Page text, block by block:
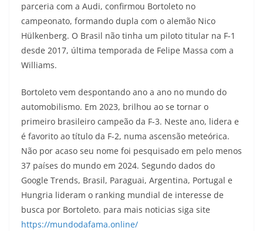
parceria com a Audi, confirmou Bortoleto no
campeonato, formando dupla com o alemão Nico
Hülkenberg. O Brasil não tinha um piloto titular na F-1
desde 2017, última temporada de Felipe Massa com a
Williams.
Bortoleto vem despontando ano a ano no mundo do
automobilismo. Em 2023, brilhou ao se tornar o
primeiro brasileiro campeão da F-3. Neste ano, lidera e
é favorito ao título da F-2, numa ascensão meteórica.
Não por acaso seu nome foi pesquisado em pelo menos
37 países do mundo em 2024. Segundo dados do
Google Trends, Brasil, Paraguai, Argentina, Portugal e
Hungria lideram o ranking mundial de interesse de
busca por Bortoleto. para mais noticias siga site
https://mundodafama.online/